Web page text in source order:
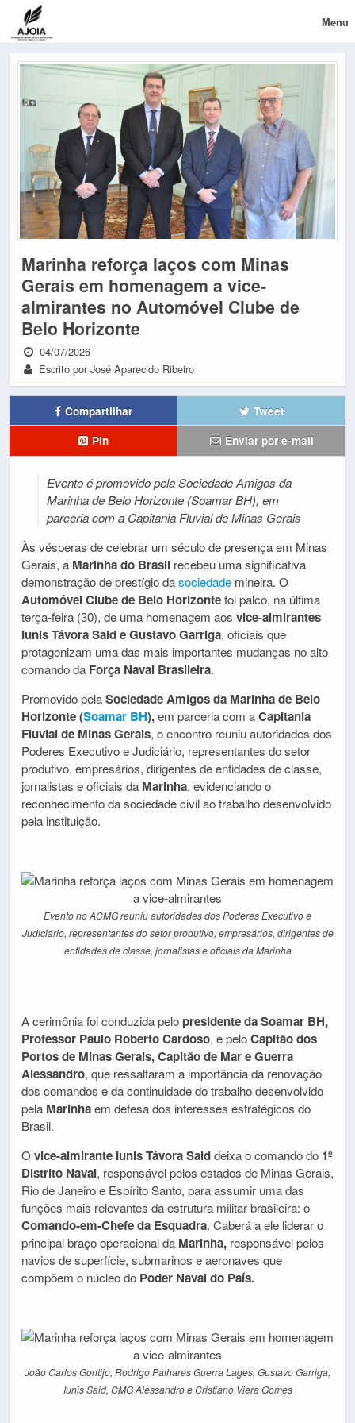
Menu
Marinha reforça laços com Minas
Gerais em homenagem a vice-
almirantes no Automóvel Clube de
Belo Horizonte
04/07/2026
Escrito por José Aparecido Ribeiro
Compartilhar
Tweet
Pin
Enviar por e-mail
Evento é promovido pela Sociedade Amigos da
Marinha de Belo Horizonte (Soamar BH), em
parceria com a Capitania Fluvial de Minas Gerais
Às vésperas de celebrar um século de presença em Minas
Gerais, a Marinha do Brasil recebeu uma significativa
demonstração de prestígio dasociedade mineira. O
Automóvel Clube de Belo Horizontefoi palco, na última
terça-feira (30), de uma homenagem aos vice-almirantes
Iunis Távora Said e Gustavo Garriga, oficiais que
protagonizam uma das mais importantes mudanças no alto
comando da Força Naval Brasileira.
Promovido pelaSociedade Amigos da Marinha de Belo
Horizonte (Soamar BH),em parceria com aCapitania
Fluvial de Minas Gerais, o encontro reuniu autoridades dos
Poderes Executivo e Judiciário, representantes do setor
produtivo, empresários, dirigentes de entidades de classe,
jornalistas e oficiais da Marinha, evidenciando o
reconhecimento da sociedade civil ao trabalho desenvolvido
pela instituição.
Evento no ACMG reuniu autoridades dos Poderes Executivo e
Judiciário, representantes do setor produtivo, empresários, dirigentes de
entidades de classe, jornalistas e oficiais da Marinha
A cerimônia foi conduzida pelo presidente da Soamar BH,
Professor Paulo Roberto Cardoso, e peloCapitão dos
Portos de Minas Gerais, Capitão de Mar e Guerra
Alessandro, que ressaltaram a importância da renovação
dos comandos e da continuidade do trabalho desenvolvido
pela Marinhaem defesa dos interesses estratégicos do
Brasil.
Ovice-almirante Iunis Távora Saiddeixa o comando do 1º
Distrito Naval, responsável pelos estados de Minas Gerais,
Rio de Janeiro e Espírito Santo, para assumir uma das
funções mais relevantes da estrutura militar brasileira: o
Comando-em-Chefe da Esquadra. Caberá a ele liderar o
principal braço operacional da Marinha, responsável pelos
navios de superfície, submarinos e aeronaves que
compõem o núcleo do Poder Naval do País.
João Carlos Gontijo, Rodrigo Palhares Guerra Lages, Gustavo Garriga,
Iunis Said, CMG Alessandro e Cristiano Viera Gomes